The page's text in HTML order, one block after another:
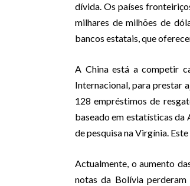
dívida. Os países
milhares de milhões de
bancos estatais, que
A China está a competir
Internacional, para prestar
128 empréstimos de
baseado em estatísticas
de pesquisa na Virgínia.
Actualmente, o aumento
notas da Bolívia